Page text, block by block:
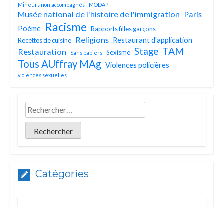
Mineurs non accompagnés MODAP
Musée national de l'histoire de l'immigration Paris
Poème Racisme Rapports filles garçons
Recettes de cuisine
Religions Restaurant d'application
Restauration Sans papiers Sexisme Stage TAM
Tous AUffray MAg Violences policières
violences sexuelles
Catégories